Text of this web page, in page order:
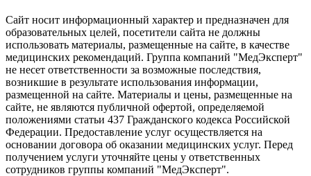
Сайт носит информационный характер и предназначен для
образовательных целей, посетители сайта не должны
использовать материалы, размещенные на сайте, в качестве
медицинских рекомендаций. Группа компаний "МедЭксперт"
не несет ответственности за возможные последствия,
возникшие в результате использования информации,
размещенной на сайте. Материалы и цены, размещенные на
сайте, не являются публичной офертой, определяемой
положениями статьи 437 Гражданского кодекса Российской
Федерации. Предоставление услуг осуществляется на
основании договора об оказании медицинских услуг. Перед
получением услуги уточняйте цены у ответственных
сотрудников группы компаний "МедЭксперт".